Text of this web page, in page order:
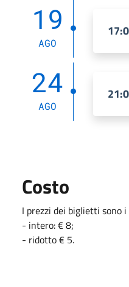
19
AGO
24
AGO
Costo
I prezzi dei biglietti sono
- intero: € 8;
- ridotto € 5.